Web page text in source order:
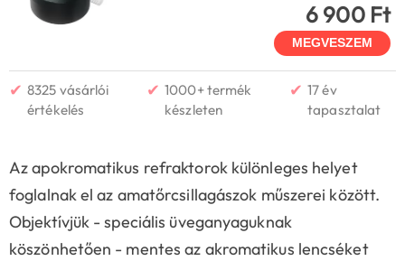
6 900 Ft
MEGVESZEM
✔ 8325 vásárlói
értékelés
✔ 1000+ termék
készleten
✔ 17 év
tapasztalat
Az apokromatikus refraktorok különleges helyet
foglalnak el az amatőrcsillagászok műszerei között.
Objektívjük - speciális üveganyaguknak
köszönhetően - mentes az akromatikus lencséket